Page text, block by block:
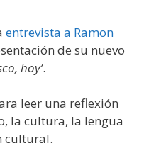
entrevista a Ramon
de su nuevo
hoy’.
leer una reflexión
la cultura, la lengua
cultural.